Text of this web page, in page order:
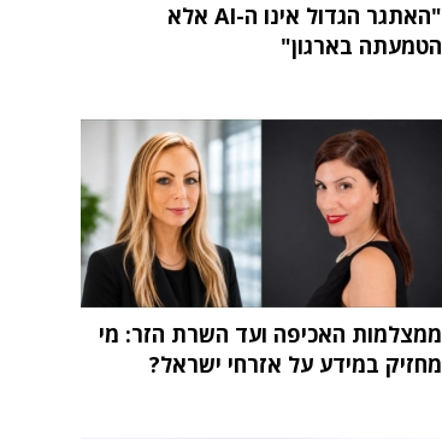
"האתגר הגדול אינו ה-AI אלא
הטמעתה בארגון"
ממצלמות האכיפה ועד השרת הזר: מי
מחזיק במידע על אזרחי ישראל?